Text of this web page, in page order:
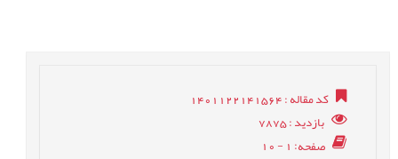
کد مقاله: 1401122141564
بازدید: 7875
صفحه: 1 - 10